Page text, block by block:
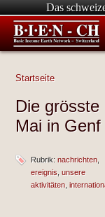
Das
Startseite
Die
Mai in Genf
Rubrik: nachrichten
ereignis unsere
aktivitäten